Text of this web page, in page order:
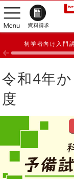
初学者向け入門
令和4年
度